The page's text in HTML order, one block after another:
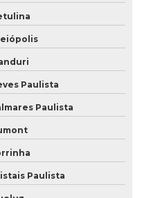
Paulista
Paulista
Paulista